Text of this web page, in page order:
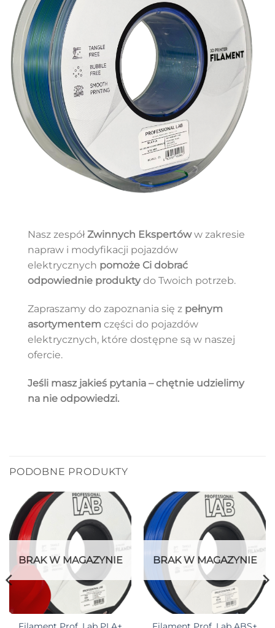
Nasz zespółZwinnych Ekspertóww zakresie
napraw i modyfikacji pojazdów
elektrycznych pomoże Ci dobrać
odpowiednie produktydo Twoich potrzeb.
Zapraszamy do zapoznania się z pełnym
asortymentem części do pojazdów
elektrycznych, które dostępne są w naszej
ofercie.
Jeśli masz jakieś pytania – chętnie udzielimy
na nie odpowiedzi.
PODOBNE PRODUKTY
BRAK W MAGAZYNIE BRAK W MAGAZYNIE